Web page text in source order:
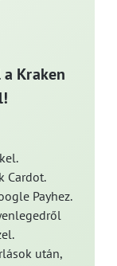
Kraken
Cardot.
Payhez.
után,